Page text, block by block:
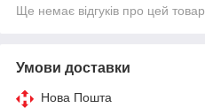
Ще немає відгуків про цей товар
Умови доставки
Нова Пошта